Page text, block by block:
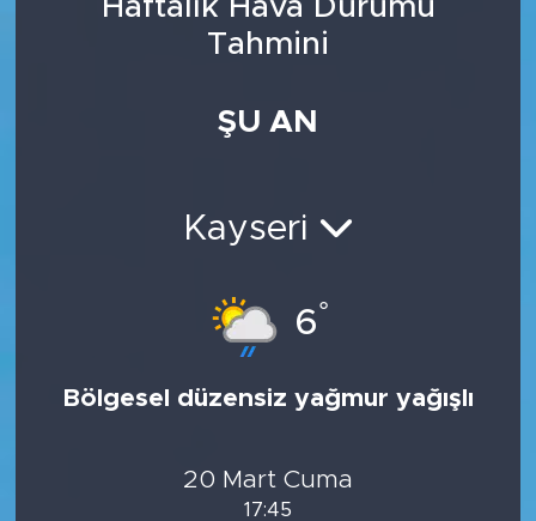
Haftalık Hava Durumu
Tahmini
ŞU AN
Kayseri
6°
Bölgesel düzensiz yağmur yağışlı
20 Mart Cuma
17:45